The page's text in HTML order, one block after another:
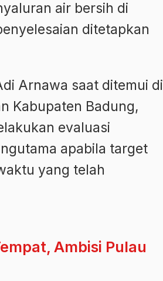
air bersih di
ditetapkan
Arnawa saat ditemui di
Kabupaten Badung,
evaluasi
apabila target
yang telah
Ambisi Pulau